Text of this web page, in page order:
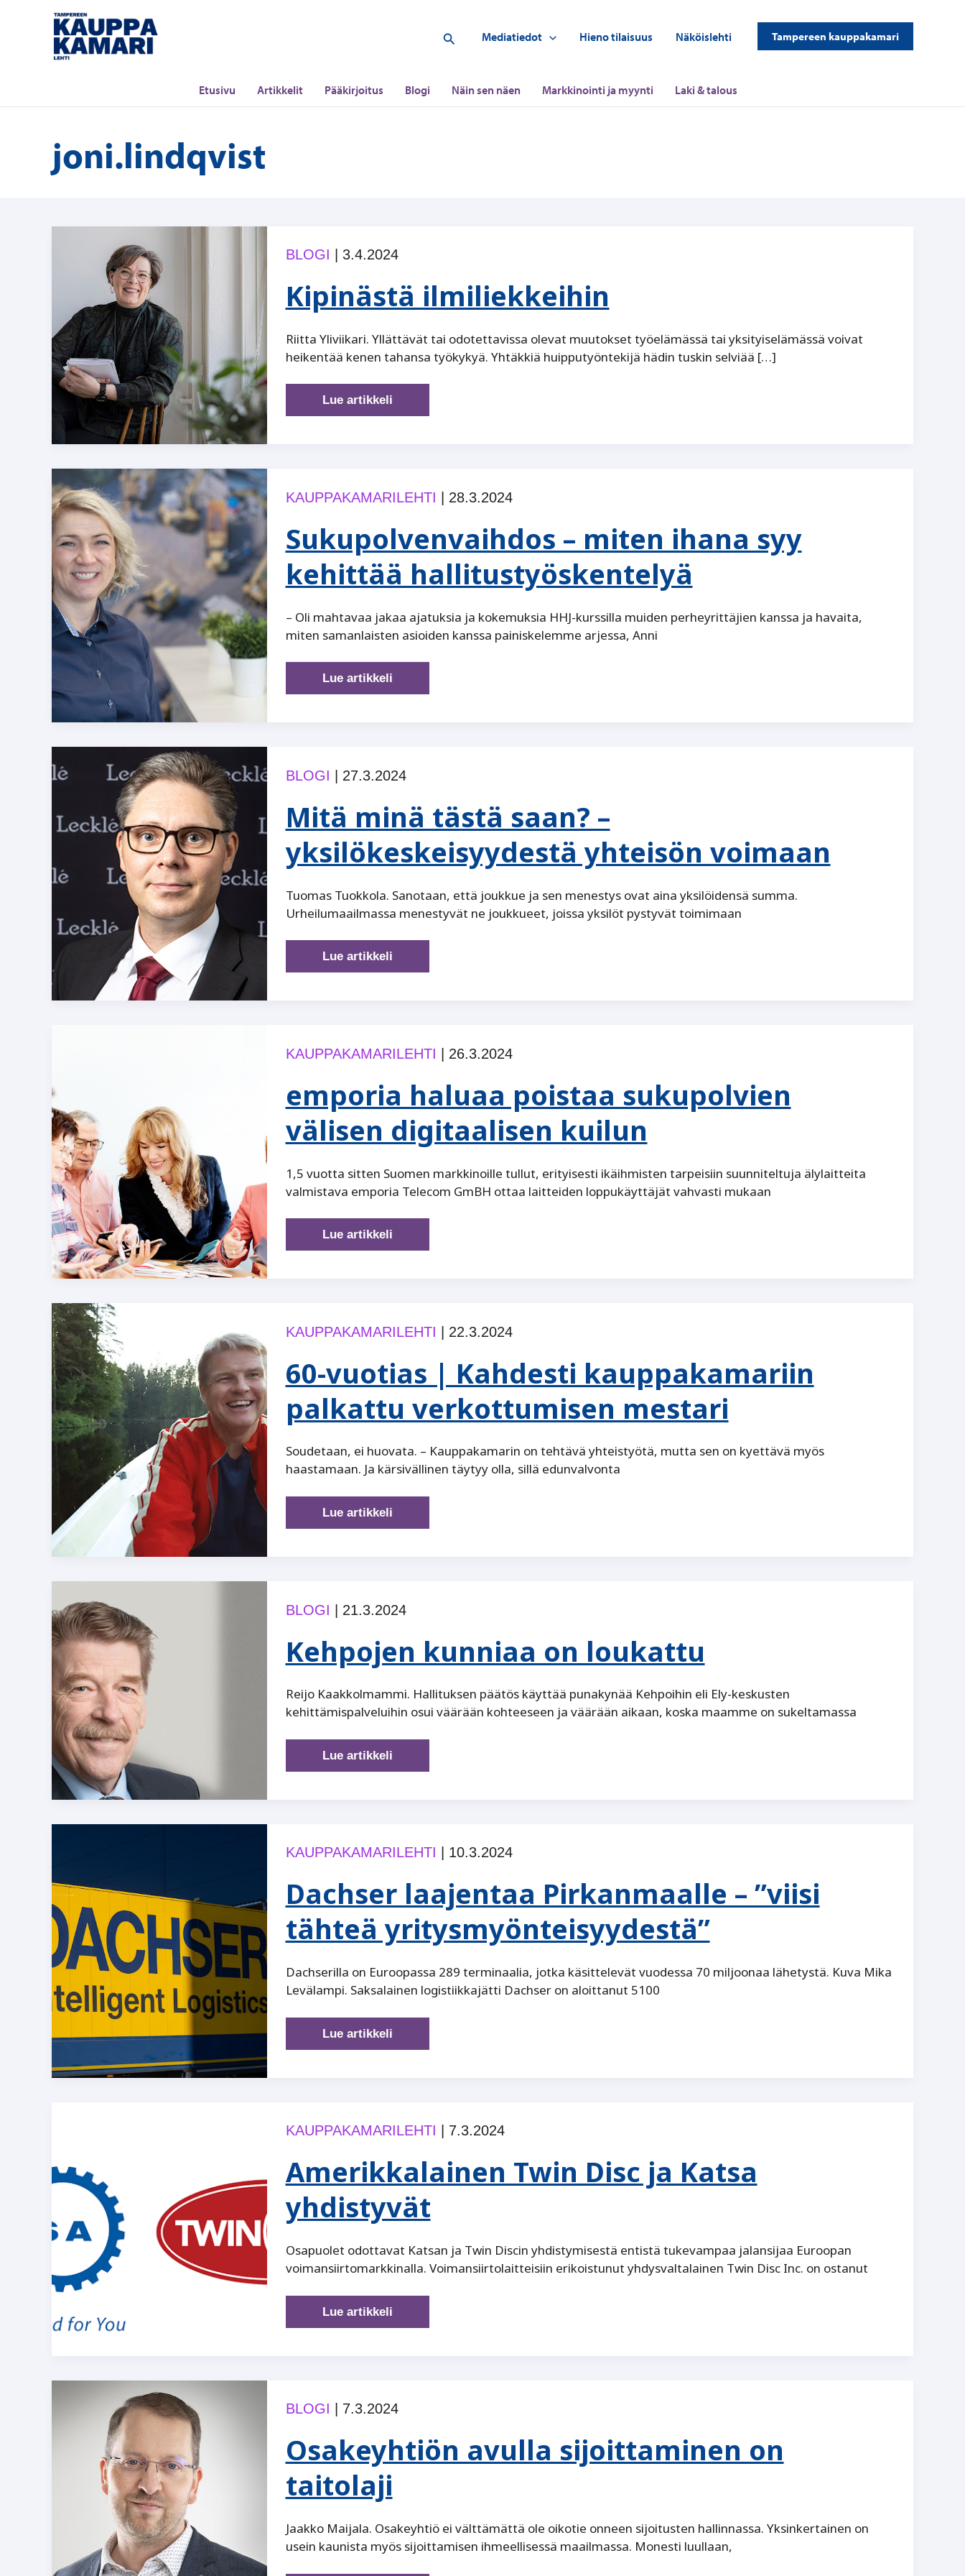
Hae Mediatiedot Hieno tilaisuus Näköislehti Tampereen kauppakamari
Etusivu Artikkelit Pääkirjoitus Blogi Näin sen näen Markkinointi ja myynti Laki & talous
joni.lindqvist
BLOGI 3.4.2024
Kipinästä ilmiliekkeihin
Riitta Yliviikari. Yllättävät tai odotettavissa olevat muutokset työelämässä tai yksityiselämässä voivat
heikentää kenen tahansa työkykyä. Yhtäkkiä huipputyöntekijä hädin tuskin selviää […]
Kipinästä
ilmiliekkeihin
Lue artikkeli
KAUPPAKAMARILEHTI 28.3.2024
Sukupolvenvaihdos – miten ihana syy
kehittää hallitustyöskentelyä
– Oli mahtavaa jakaa ajatuksia ja kokemuksia HHJ-kurssilla muiden perheyrittäjien kanssa ja havaita,
miten samanlaisten asioiden kanssa painiskelemme arjessa, Anni
Sukupolvenvaihdos
–
kehittää
hallitustyöskentelyä
Lue artikkeli
BLOGI 27.3.2024
Mitä minä tästä saan? –
yksilökeskeisyydestä yhteisön voimaan
Tuomas Tuokkola. Sanotaan, että joukkue ja sen menestys ovat aina yksilöidensä summa.
Urheilumaailmassa menestyvät ne joukkueet, joissa yksilöt pystyvät toimimaan
Mitä
minä
yksilökeskeisyydestä
Lue artikkeli
KAUPPAKAMARILEHTI 26.3.2024
emporia haluaa poistaa sukupolvien
välisen digitaalisen kuilun
1,5 vuotta sitten Suomen markkinoille tullut, erityisesti ikäihmisten tarpeisiin suunniteltuja älylaitteita
valmistava emporia Telecom GmBH ottaa laitteiden loppukäyttäjät vahvasti mukaan
emporia
haluaa
digitaalisen
kuilun
Lue artikkeli
KAUPPAKAMARILEHTI | 22.3.2024
60-vuotias | Kahdesti kauppakamariin
palkattu verkottumisen mestari
Soudetaan, ei huovata. – Kauppakamarin on tehtävä yhteistyötä, mutta sen on kyettävä myös
haastamaan. Ja kärsivällinen täytyy olla, sillä edunvalvonta
60-
vuotias
palkattu
verkottumisen
mestari
Lue artikkeli
BLOGI | 21.3.2024
Kehpojen kunniaa on loukattu
Reijo Kaakkolmammi. Hallituksen päätös käyttää punakynää Kehpoihin eli Ely-keskusten
kehittämispalveluihin osui väärään kohteeseen ja väärään aikaan, koska maamme on sukeltamassa
Kehpojen
kunniaa
Lue artikkeli
KAUPPAKAMARILEHTI 10.3.2024
Dachser laajentaa Pirkanmaalle – ”viisi
tähteä yritysmyönteisyydestä”
Dachserilla on Euroopassa 289 terminaalia, jotka käsittelevät vuodessa 70 miljoonaa lähetystä. Kuva Mika
Levälampi. Saksalainen logistiikkajätti Dachser on aloittanut 5100
Dachser
laajentaa
tähteä
yritysmyönteisyydestä”
Lue artikkeli
KAUPPAKAMARILEHTI 7.3.2024
Amerikkalainen Twin Disc ja Katsa
yhdistyvät
Osapuolet odottavat Katsan ja Twin Discin yhdistymisestä entistä tukevampaa jalansijaa Euroopan
voimansiirtomarkkinalla. Voimansiirtolaitteisiin erikoistunut yhdysvaltalainen Twin Disc Inc. on ostanut
Amerikkalainen
Twin
yhdistyvät
Lue artikkeli
BLOGI 7.3.2024
Osakeyhtiön avulla sijoittaminen on
taitolaji
Jaakko Maijala. Osakeyhtiö ei välttämättä ole oikotie onneen sijoitusten hallinnassa. Yksinkertainen on
usein kaunista myös sijoittamisen ihmeellisessä maailmassa. Monesti luullaan,